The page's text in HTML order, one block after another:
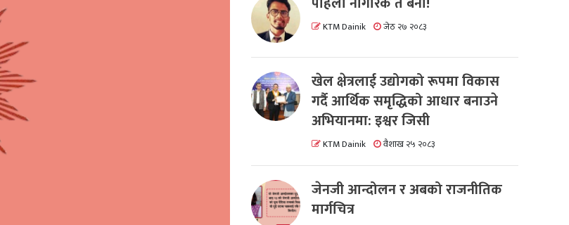
KTM Dainik जेठ २७ २०८३
खेल क्षेत्रलाई उद्योगको रूपमा विकास
गर्दै आर्थिक समृद्धिको आधार बनाउने
अभियानमा: इश्वर जिसी
KTM Dainik वैशाख २५ २०८३
जेनजी आन्दोलन र अबको राजनीतिक
मार्गचित्र